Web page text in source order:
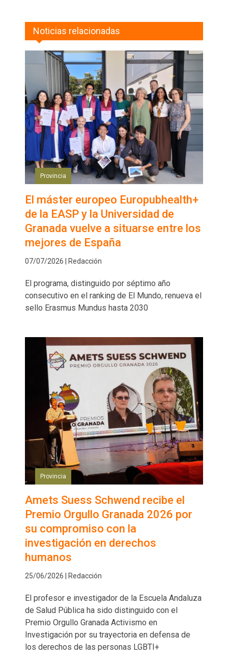
Noticias relacionadas
Provincia
El máster europeo Europubhealth+
de la EASP y la Universidad de
Granada vuelve a situarse entre los
mejores de España
07/07/2026 | Redacción
El programa, distinguido por séptimo año
consecutivo en el ranking de El Mundo, renueva el
sello Erasmus Mundus hasta 2030
Provincia
Amets Suess Schwend recibe el
Premio Orgullo Granada 2026 por
su compromiso con la
investigación en derechos
humanos
25/06/2026 | Redacción
El profesor e investigador de la Escuela Andaluza
de Salud Pública ha sido distinguido con el
Premio Orgullo Granada Activismo en
Investigación por su trayectoria en defensa de
los derechos de las personas LGBTI+